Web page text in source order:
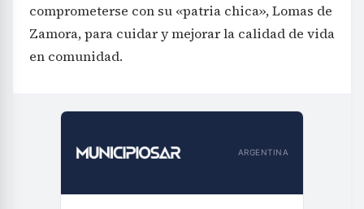
comprometerse con su «patria chica», Lomas de
Zamora, para cuidar y mejorar la calidad de vida
en comunidad.
ARGENTINA